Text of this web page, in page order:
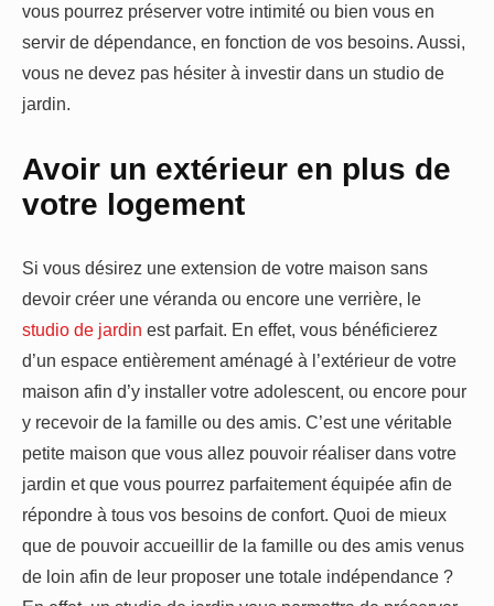
vous pourrez préserver votre intimité ou bien vous en
servir de dépendance, en fonction de vos besoins. Aussi,
vous ne devez pas hésiter à investir dans un studio de
jardin.
Avoir un extérieur en plus de
votre logement
Si vous désirez une extension de votre maison sans
devoir créer une véranda ou encore une verrière, le
studio de jardin est parfait. En effet, vous bénéficierez
d’un espace entièrement aménagé à l’extérieur de votre
maison afin d’y installer votre adolescent, ou encore pour
y recevoir de la famille ou des amis. C’est une véritable
petite maison que vous allez pouvoir réaliser dans votre
jardin et que vous pourrez parfaitement équipée afin de
répondre à tous vos besoins de confort. Quoi de mieux
que de pouvoir accueillir de la famille ou des amis venus
de loin afin de leur proposer une totale indépendance ?